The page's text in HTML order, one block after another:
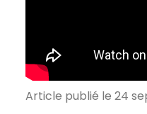
Article publié le 24